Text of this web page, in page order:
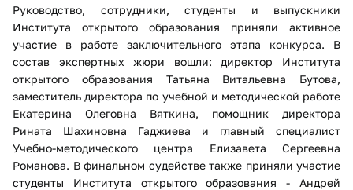
Руководство, сотрудники, студенты и выпускники
Института открытого образования приняли активное
участие в работе заключительного этапа конкурса. В
состав экспертных жюри вошли: директор Института
открытого образования Татьяна Витальевна Бутова,
заместитель директора по учебной и методической работе
Екатерина Олеговна Вяткина, помощник директора
Рината Шахиновна Гаджиева и главный специалист
Учебно-методического центра Елизавета Сергеевна
Романова. В финальном судействе также приняли участие
студенты Института открытого образования - Андрей